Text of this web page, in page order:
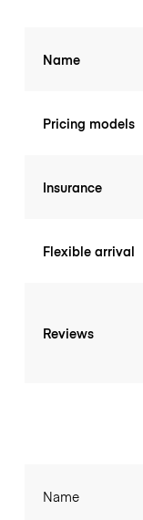
Name
Pricing models
Insurance
Flexible arrival
Reviews
Name